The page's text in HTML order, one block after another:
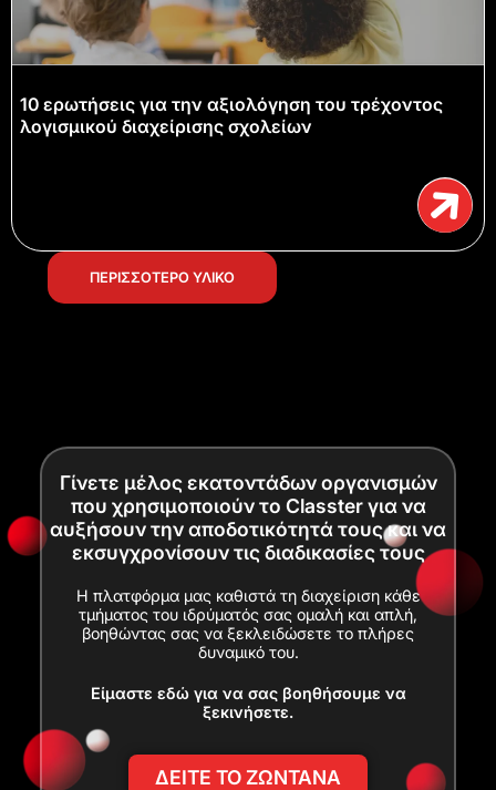
10 ερωτήσεις για την αξιολόγηση του τρέχοντος
λογισμικού διαχείρισης σχολείων
ΠΕΡΙΣΣΟΤΕΡΟ ΥΛΙΚΟ
Γίνετε μέλος εκατοντάδων οργανισμών
που χρησιμοποιούν το Classter για να
αυξήσουν την αποδοτικότητά τους και να
εκσυγχρονίσουν τις διαδικασίες τους
Η πλατφόρμα μας καθιστά τη διαχείριση κάθε
τμήματος του ιδρύματός σας ομαλή και απλή,
βοηθώντας σας να ξεκλειδώσετε το πλήρες
δυναμικό του.
Είμαστε εδώ για να σας βοηθήσουμε να
ξεκινήσετε.
ΔΕΙΤΕ ΤΟ ΖΩΝΤΑΝΑ